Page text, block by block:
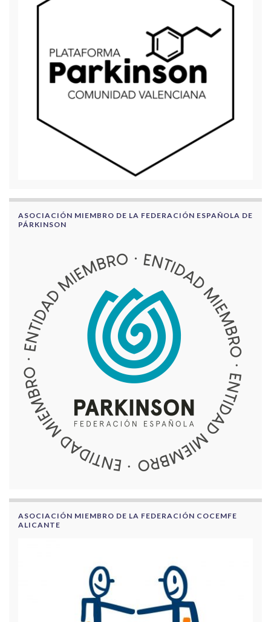
ASOCIACIÓN MIEMBRO DE LA FEDERACIÓN ESPAÑOLA DE
PÁRKINSON
ASOCIACIÓN MIEMBRO DE LA FEDERACIÓN COCEMFE
ALICANTE